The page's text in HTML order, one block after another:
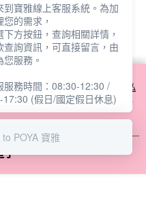
cookie 方式之詳情，及若您不希
cookie 設定，請參閱本網站「
隱私
即表示您同意本公司得按本網站使
了
到寶雅線上客服系統。為加
您的需求，
下方按鈕，查詢相關詳情，
查詢資訊，可直接留言，由
服務。
務時間：08:30-12:30 /
17:30 (假日/國定假日休息)
POYA 寶雅